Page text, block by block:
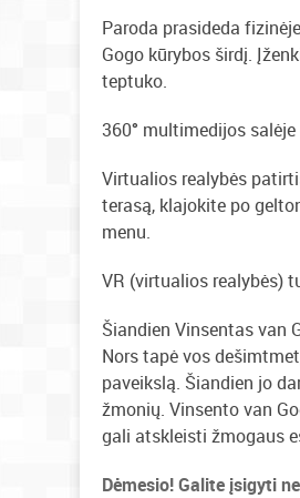
Paroda prasideda
Gogo kūrybos širdį.
teptuko.
360° multimedijos
Virtualios realybės
terasą, klajokite po
menu.
VR (virtualios realybės)
Šiandien Vinsentas van
Nors tapė vos
paveikslą. Šiandien jo
žmonių. Vinsento van
gali atskleisti žmogaus
Dėmesio! Galite įsigyti